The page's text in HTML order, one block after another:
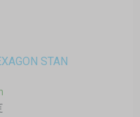
STAN